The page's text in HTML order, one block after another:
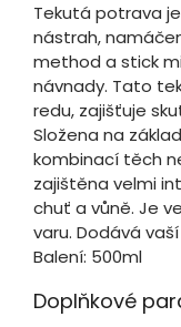
Tekutá potrava
nástrah,
method a stick
návnady. Tato
redu, zajišťuje
Složena na
kombinací těch
zajištěna velmi
chuť a vůně. Je
varu. Dodává
Balení: 500ml
Doplňkové